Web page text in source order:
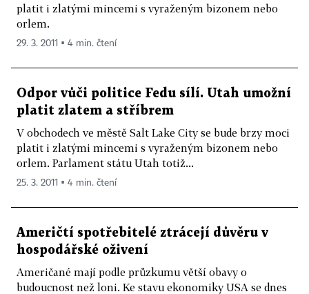
platit i zlatými mincemi s vyraženým bizonem nebo
orlem.
29. 3. 2011 ▪ 4 min. čtení
Odpor vůči politice Fedu sílí. Utah umožní
platit zlatem a stříbrem
V obchodech ve městě Salt Lake City se bude brzy moci
platit i zlatými mincemi s vyraženým bizonem nebo
orlem. Parlament státu Utah totiž...
25. 3. 2011 ▪ 4 min. čtení
Američtí spotřebitelé ztrácejí důvěru v
hospodářské oživení
Američané mají podle průzkumu větší obavy o
budoucnost než loni. Ke stavu ekonomiky USA se dnes